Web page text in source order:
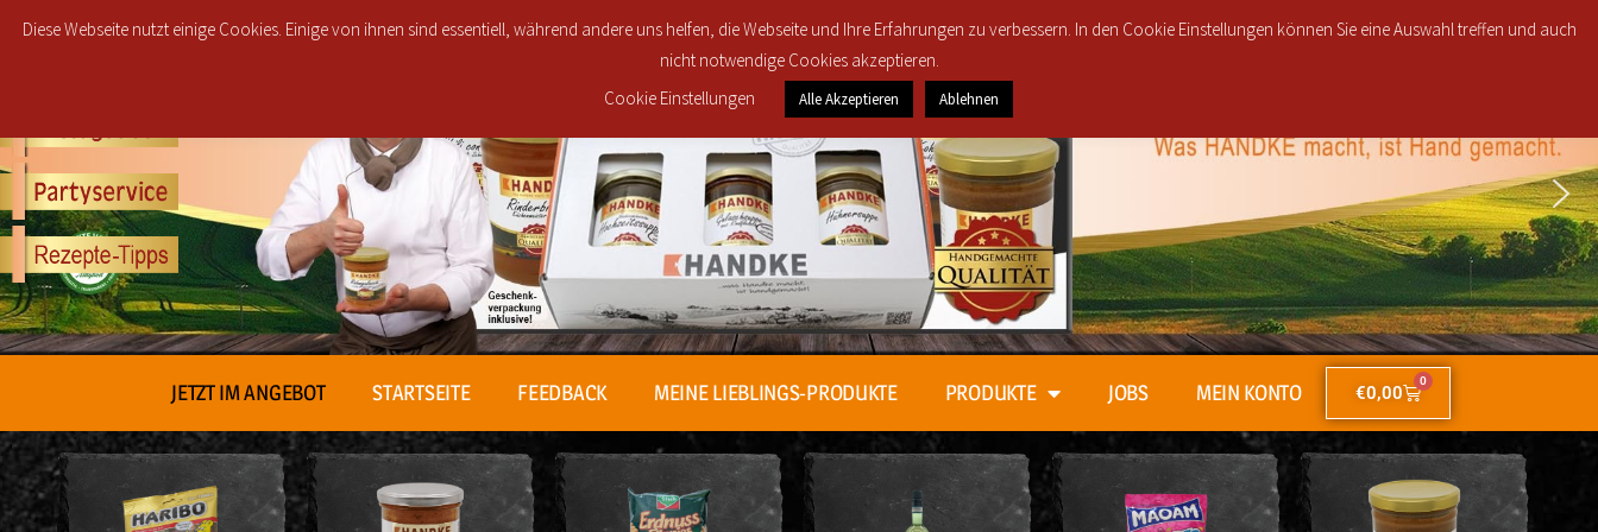
JETZT IM ANGEBOT STARTSEITE FEEDBACK MEINE LIEBLINGS-PRODUKTE PRODUKTE JOBS MEIN KONTO €0,00
0
Diese Webseite nutzt einige Cookies. Einige von ihnen sind essentiell, während andere uns helfen, die Webseite und Ihre Erfahrungen zu verbessern. In den Cookie Einstellungen können Sie eine Auswahl treffen und auch
nicht notwendige Cookies akzeptieren.
Cookie Einstellungen
Alle Akzeptieren Ablehnen